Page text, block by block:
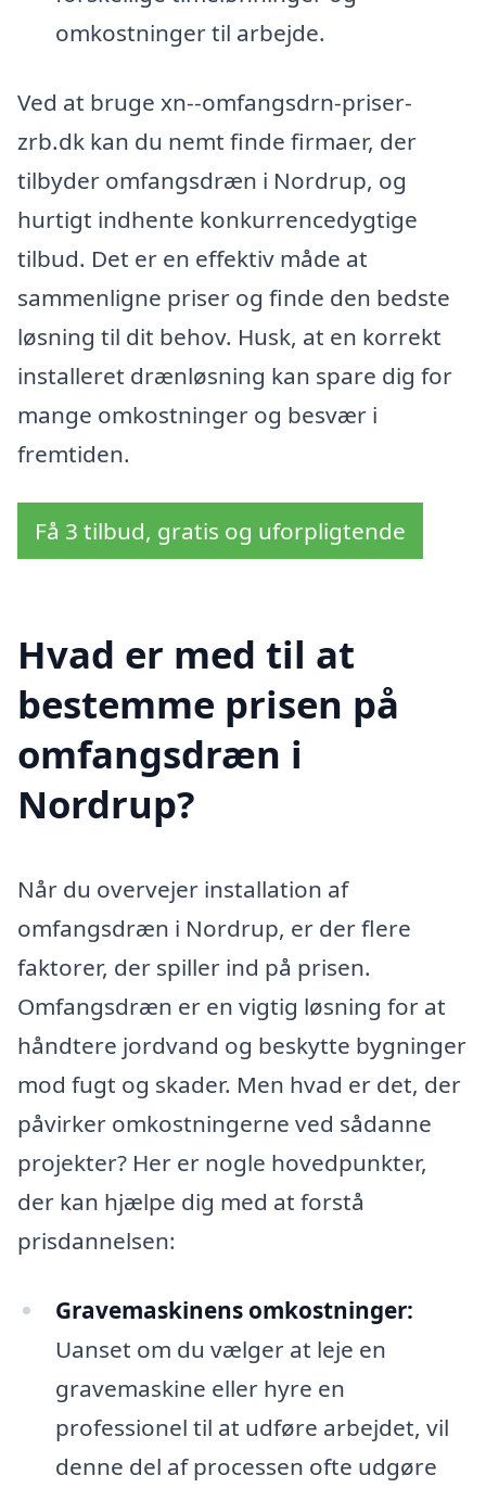
omkostninger til arbejde.
Ved at bruge xn--omfangsdrn-priser-
zrb.dk kan du nemt finde firmaer, der
tilbyder omfangsdræn i Nordrup, og
hurtigt indhente konkurrencedygtige
tilbud. Det er en effektiv måde at
sammenligne priser og finde den bedste
løsning til dit behov. Husk, at en korrekt
installeret drænløsning kan spare dig for
mange omkostninger og besvær i
fremtiden.
Få 3 tilbud, gratis og uforpligtende
Hvad er med til at
bestemme prisen på
omfangsdræn i
Nordrup?
Når du overvejer installation af
omfangsdræn i Nordrup, er der flere
faktorer, der spiller ind på prisen.
Omfangsdræn er en vigtig løsning for at
håndtere jordvand og beskytte bygninger
mod fugt og skader. Men hvad er det, der
påvirker omkostningerne ved sådanne
projekter? Her er nogle hovedpunkter,
der kan hjælpe dig med at forstå
prisdannelsen:
Gravemaskinens omkostninger:
Uanset om du vælger at leje en
gravemaskine eller hyre en
professionel til at udføre arbejdet, vil
denne del af processen ofte udgøre